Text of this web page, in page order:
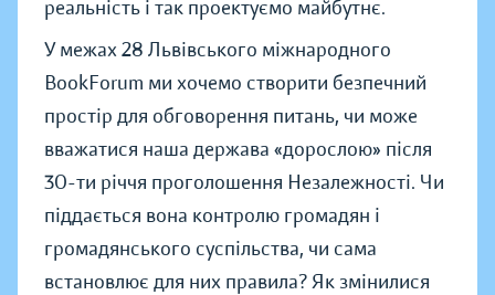
реальність і так проектуємо майбутнє.
У межах 28 Львівського міжнародного
BookForum ми хочемо створити безпечний
простір для обговорення питань, чи може
вважатися наша держава «дорослою» після
30-ти річчя проголошення Незалежності. Чи
піддається вона контролю громадян і
громадянського суспільства, чи сама
встановлює для них правила? Як змінилися